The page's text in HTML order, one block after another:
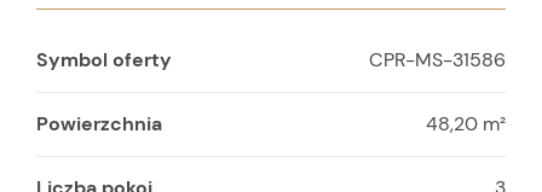
Symbol oferty CPR-MS-31586
Powierzchnia 48,20 m²